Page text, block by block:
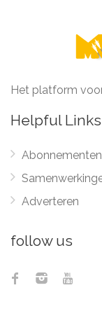
Het platform
Helpful Links
Abonnementen
Adverteren
follow us